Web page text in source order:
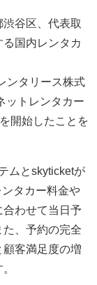
谷区、代表取
国内レンタカ
タリース株式
ットレンタカー
開始したことを
ムとskyticketが
タカー料金や
わせて当日予
、予約の完全
客満足度の増